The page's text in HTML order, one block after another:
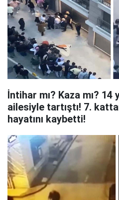
İntihar mı? Kaza mı? 14
ailesiyle tartıştı! 7.
hayatını kaybetti!